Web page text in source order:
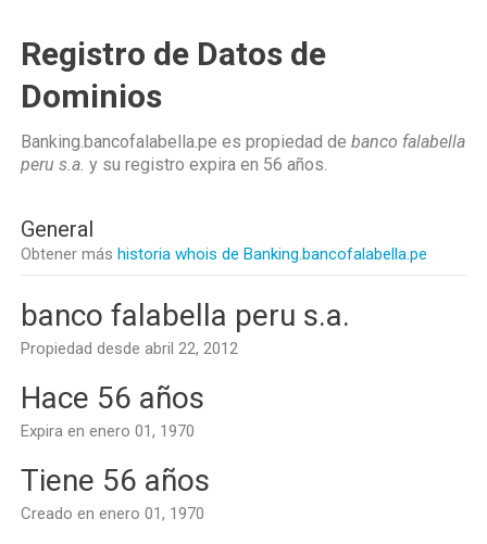
Registro de Datos de
Dominios
Banking.bancofalabella.pe es propiedad de banco falabella
peru s.a. y su registro expira en 56 años.
General
Obtener más historia whois de Banking.bancofalabella.pe
banco falabella peru s.a.
Propiedad desde abril 22, 2012
Hace 56 años
Expira en enero 01, 1970
Tiene 56 años
Creado en enero 01, 1970